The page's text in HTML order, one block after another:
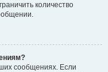
количество
сообщениях. Если